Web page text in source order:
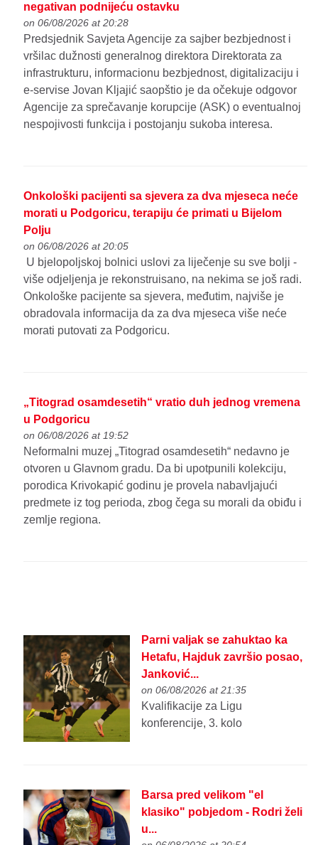
negativan podnijeću ostavku
on 06/08/2026 at 20:28
Predsjednik Savjeta Agencije za sajber bezbjednost i
vršilac dužnosti generalnog direktora Direktorata za
infrastrukturu, informacionu bezbjednost, digitalizaciju i
e-servise Jovan Kljajić saopštio je da očekuje odgovor
Agencije za sprečavanje korupcije (ASK) o eventualnoj
nespojivosti funkcija i postojanju sukoba interesa.
Onkološki pacijenti sa sjevera za dva mjeseca neće
morati u Podgoricu, terapiju će primati u Bijelom
Polju
on 06/08/2026 at 20:05
U bjelopoljskoj bolnici uslovi za liječenje su sve bolji -
više odjeljenja je rekonstruisano, na nekima se još radi.
Onkološke pacijente sa sjevera, međutim, najviše je
obradovala informacija da za dva mjeseca više neće
morati putovati za Podgoricu.
„Titograd osamdesetih“ vratio duh jednog vremena
u Podgoricu
on 06/08/2026 at 19:52
Neformalni muzej „Titograd osamdesetih“ nedavno je
otvoren u Glavnom gradu. Da bi upotpunili kolekciju,
porodica Krivokapić godinu je provela nabavljajući
predmete iz tog perioda, zbog čega su morali da obiđu i
zemlje regiona.
Parni valjak se zahuktao ka
Hetafu, Hajduk završio posao,
Janković...
on 06/08/2026 at 21:35
Kvalifikacije za Ligu
konferencije, 3. kolo
Barsa pred velikom "el
klasiko" pobjedom - Rodri želi
u...